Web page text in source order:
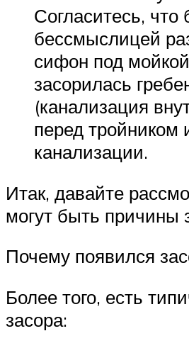
Согласитесь, что
бессмыслицей
сифон под
засорилась
(канализация
перед тройником
канализации.
Итак, давайте
могут быть причины
Почему появился
Более того, есть
засора: